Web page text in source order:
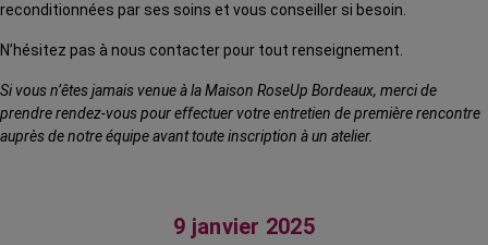
reconditionnées par ses soins et vous conseiller si besoin.
N’hésitez pas à nous contacter pour tout renseignement.
Si vous n’êtes jamais venue à la Maison RoseUp Bordeaux, merci de
prendre rendez-vous pour effectuer votre entretien de première rencontre
auprès de notre équipe avant toute inscription à un atelier.
9 janvier 2025